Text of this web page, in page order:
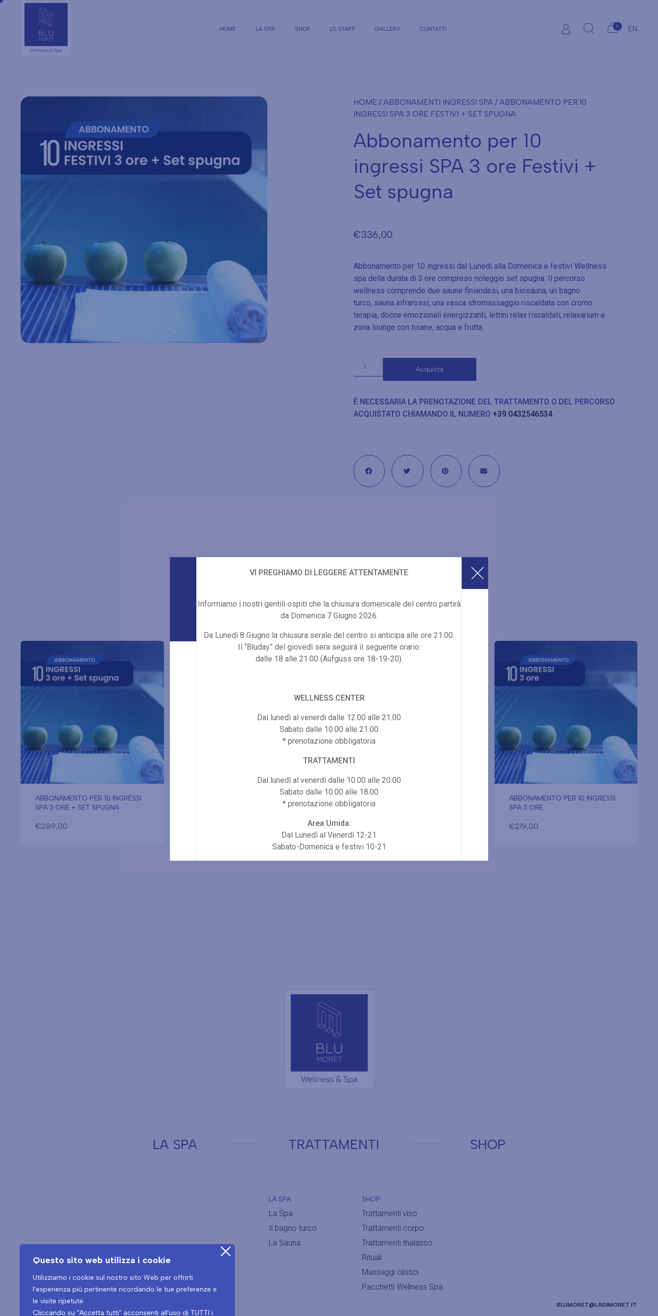
Questo sito web utilizza i cookie
Utilizziamo i cookie sul nostro sito Web per offrirti
l'esperienza più pertinente ricordando le tue preferenze e
le visite ripetute.
Cliccando su "Accetta tutti" acconsenti all'uso di TUTTI i
HOME LA SPA SHOP LO STAFF GALLERY CONTATTI 0 EN
HOME / ABBONAMENTI INGRESSI SPA / ABBONAMENTO PER 10
INGRESSI SPA 3 ORE FESTIVI + SET SPUGNA
Abbonamento per 10
ingressi SPA 3 ore Festivi +
Set spugna
€336,00
Abbonamento per 10 ingressi dal Lunedì alla Domenica e festivi Wellness
spa della durata di 3 ore compreso noleggio set spugna. Il percorso
wellness comprende due saune finlandesi, una biosauna, un bagno
turco, sauna infrarossi, una vasca idromassaggio riscaldata con cromo
terapia, docce emozionali energizzanti, lettini relax riscaldati, relaxarium e
zona lounge con tisane, acqua e frutta.
Acquista
È NECESSARIA LA PRENOTAZIONE DEL TRATTAMENTO O DEL PERCORSO
ACQUISTATO CHIAMANDO IL NUMERO +39 0432546534
Altre proposte di benessere
ABBONAMENTO PER 10 INGRESSI
SPA 3 ORE + SET SPUGNA
€289,00
SPA 2 ORE FESTIVI
ABBONAMENTO PER 10 INGRESSI
SPA 3 ORE
€219,00
LA SPA TRATTAMENTI SHOP
+39 0432 546534
LA SPA
La Spa
Il bagno turco
La Sauna
SHOP
Trattamenti viso
Trattamenti corpo
Trattamenti thalasso
Rituali
Massaggi olistici
Pacchetti Wellness Spa
BLUMORET@LADIMORET.IT
VI PREGHIAMO DI LEGGERE ATTENTAMENTE
Informiamo i nostri gentili ospiti che la chiusura domenicale del centro partirà
da Domenica 7 Giugno 2026.
Da Lunedì 8 Giugno la chiusura serale del centro si anticipa alle ore 21.00.
Il “Bluday” del giovedì sera seguirà il seguente orario:
dalle 18 alle 21.00 (Aufguss ore 18-19-20).
WELLNESS CENTER
Dal lunedì al venerdì dalle 12.00 alle 21.00
Sabato dalle 10.00 alle 21.00
* prenotazione obbligatoria
TRATTAMENTI
Dal lunedì al venerdì dalle 10.00 alle 20.00
Sabato dalle 10.00 alle 18.00
* prenotazione obbligatoria
Area Umida:
Dal Lunedì al Venerdì 12-21
Sabato-Domenica e festivi 10-21